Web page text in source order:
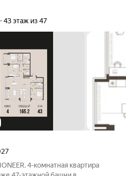
43 этаж из 47
4-комнатная квартира